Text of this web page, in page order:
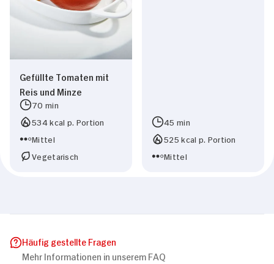
Gefüllte Tomaten mit
Reis und Minze
70 min
534 kcal p. Portion
Mittel
Vegetarisch
45 min
525 kcal p. Portion
Mittel
Häufig gestellte Fragen
Mehr Informationen in unserem FAQ